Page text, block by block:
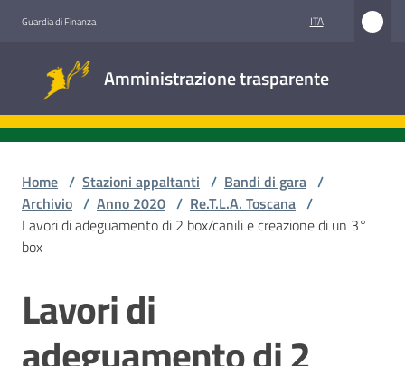
Guardia di Finanza ITA
Amministrazione trasparente
trasparente
Accesso
Stazioni
appaltanti
Home / Stazioni appaltanti / Bandi di gara /
Archivio / Anno 2020 / Re.T.L.A. Toscana /
Lavori di adeguamento di 2 box/canili e creazione di un 3°
box
Salta al contenuto
Lavori di